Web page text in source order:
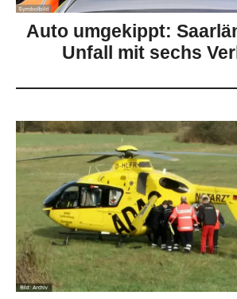
Auto umgekippt:
Unfall mit sechs